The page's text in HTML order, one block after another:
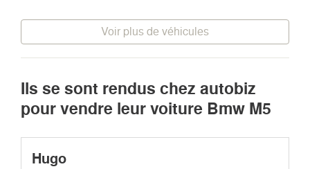
Voir plus de véhicules
Ils se sont rendus chez autobiz
pour vendre leur voiture Bmw M5
Hugo